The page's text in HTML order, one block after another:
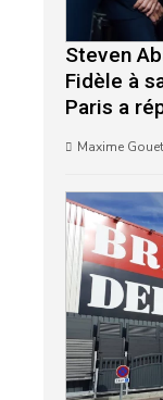
Steven
Fidèle à
Paris a
Maxime Gouet